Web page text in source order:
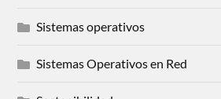
Sistemas operativos
Sistemas Operativos en Red